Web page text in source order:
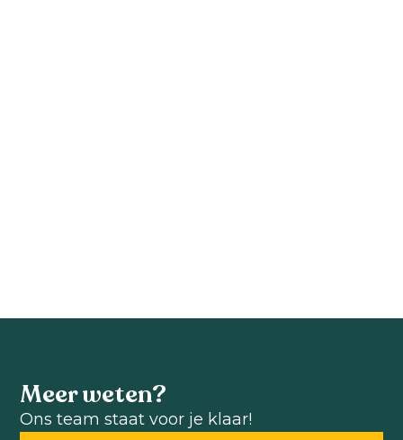
Meer weten?
Ons team staat voor je klaar!